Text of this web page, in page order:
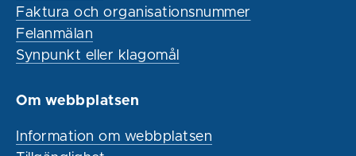
Faktura och organisationsnummer
Felanmälan
Synpunkt eller klagomål
Om webbplatsen
Information om webbplatsen